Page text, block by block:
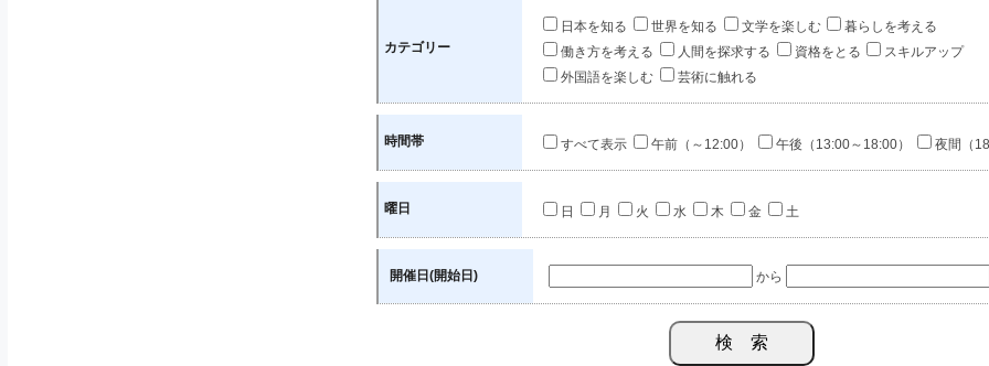
カテゴリー
日本を知る 世界を知る 文学を楽しむ
暮らしを考える
働き方を考える
人間を探求する 資格をとる
スキルアップ
外国語を楽しむ
芸術に触れる
時間帯 すべて表示 午前（～12:00） 午後（13:00～18:00） 夜間（
曜日 日 月 火 水 木 金 土
開催日(開始日) から